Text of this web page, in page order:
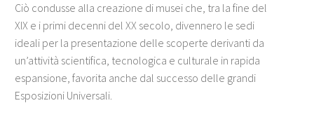
Ciò condusse alla creazione di musei che, tra la fine del
XIX e i primi decenni del XX secolo, divennero le sedi
ideali per la presentazione delle scoperte derivanti da
un’attività scientifica, tecnologica e culturale in rapida
espansione, favorita anche dal successo delle grandi
Esposizioni Universali.